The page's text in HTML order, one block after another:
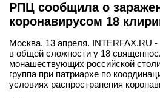
РПЦ сообщила о
коронавирусом 18
Москва. 13 апреля. INTERFAX.RU
в общей сложности у 18
монашествующих российской
группа при патриархе по
условиях распространения